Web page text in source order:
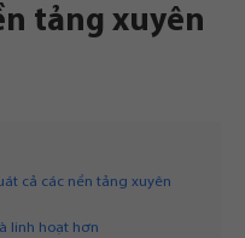
tảng xuyên
cả các nền tảng xuyên
linh hoạt hơn